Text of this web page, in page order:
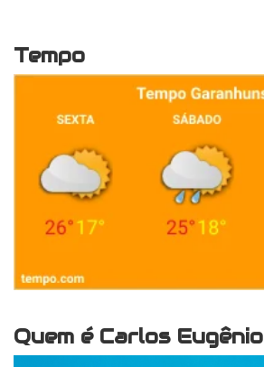
Tempo
Quem é Carlos Eugênio